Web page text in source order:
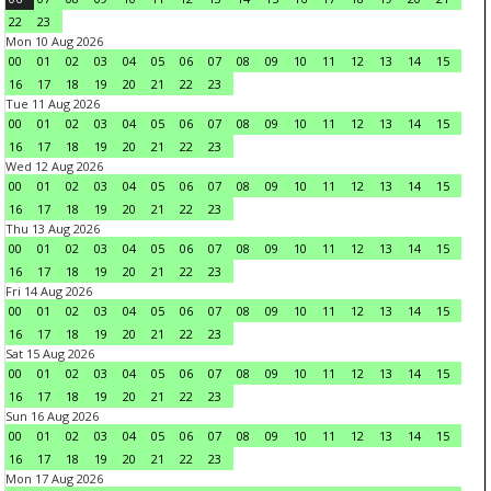
22
23
Mon 10 Aug 2026
00
01 02 03 04 05 06 07 08 09 10 11 12 13 14
15
16
17 18 19 20 21 22
23
Tue 11 Aug 2026
00
01 02 03 04 05 06 07 08 09 10 11 12 13 14
15
16
17 18 19 20 21 22
23
Wed 12 Aug 2026
00
01 02 03 04 05 06 07 08 09 10 11 12 13 14
15
16
17 18 19 20 21 22
23
Thu 13 Aug 2026
00
01 02 03 04 05 06 07 08 09 10 11 12 13 14
15
16
17 18 19 20 21 22
23
Fri 14 Aug 2026
00
01 02 03 04 05 06 07 08 09 10 11 12 13 14
15
16
17 18 19 20 21 22
23
Sat 15 Aug 2026
00
01 02 03 04 05 06 07 08 09 10 11 12 13 14
15
16
17 18 19 20 21 22
23
Sun 16 Aug 2026
00
01 02 03 04 05 06 07 08 09 10 11 12 13 14
15
16
17 18 19 20 21 22
23
Mon 17 Aug 2026